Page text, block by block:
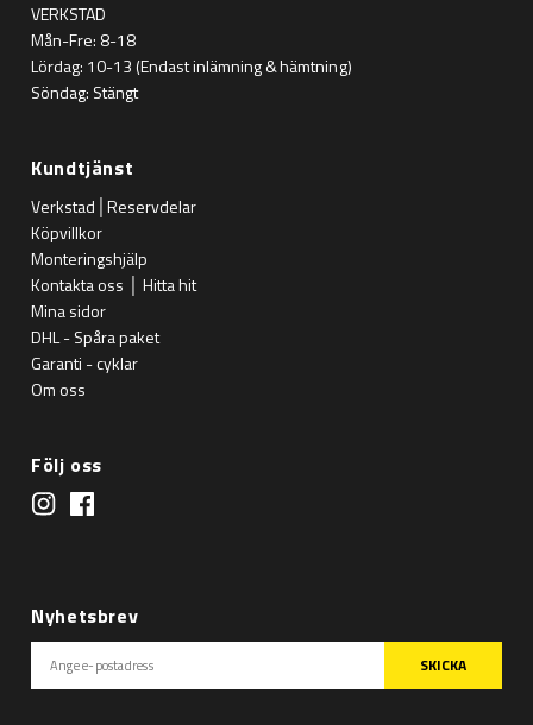
VERKSTAD
Mån-Fre: 8-18
Lördag: 10-13 (Endast inlämning & hämtning)
Söndag: Stängt
Kundtjänst
Verkstad│Reservdelar
Köpvillkor
Monteringshjälp
Kontakta oss │ Hitta hit
Mina sidor
DHL - Spåra paket
Garanti - cyklar
Om oss
Följ oss
Nyhetsbrev
SKICKA